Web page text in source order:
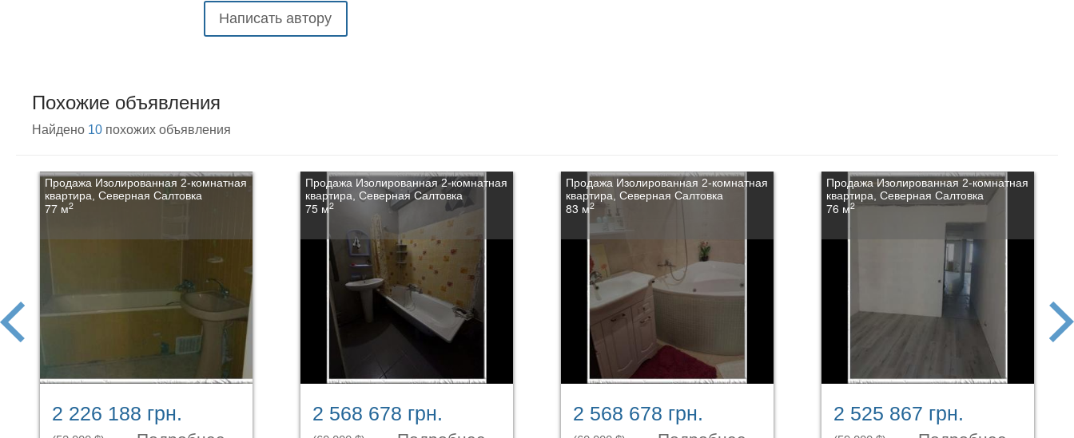
Написать автору
Похожие объявления
Найдено 10 похожих объявления
Продажа Изолированная 2-комнатная
квартира, Северная Салтовка
77 м2
2 226 188 грн.
Продажа Изолированная 2-комнатная
квартира, Северная Салтовка
75 м2
2 568 678 грн.
Продажа Изолированная 2-комнатная
квартира, Северная Салтовка
83 м2
2 568 678 грн.
Продажа Изолированная 2-комнатная
квартира, Северная Салтовка
76 м2
2 525 867 грн.
prev
next